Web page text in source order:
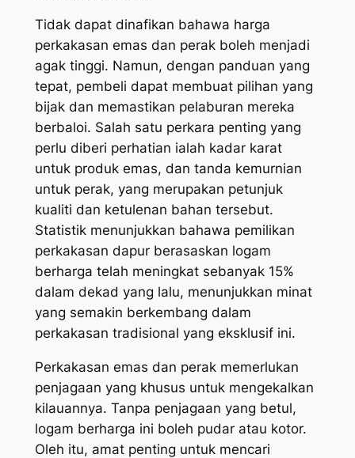
Tidak dapat dinafikan bahawa harga
perkakasan emas dan perak boleh menjadi
agak tinggi. Namun, dengan panduan yang
tepat, pembeli dapat membuat pilihan yang
bijak dan memastikan pelaburan mereka
berbaloi. Salah satu perkara penting yang
perlu diberi perhatian ialah kadar karat
untuk produk emas, dan tanda kemurnian
untuk perak, yang merupakan petunjuk
kualiti dan ketulenan bahan tersebut.
Statistik menunjukkan bahawa pemilikan
perkakasan dapur berasaskan logam
berharga telah meningkat sebanyak 15%
dalam dekad yang lalu, menunjukkan minat
yang semakin berkembang dalam
perkakasan tradisional yang eksklusif ini.
Perkakasan emas dan perak memerlukan
penjagaan yang khusus untuk mengekalkan
kilauannya. Tanpa penjagaan yang betul,
logam berharga ini boleh pudar atau kotor.
Oleh itu, amat penting untuk mencari